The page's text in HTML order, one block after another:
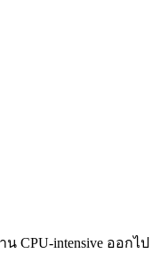
CPU-intensive ออกไป